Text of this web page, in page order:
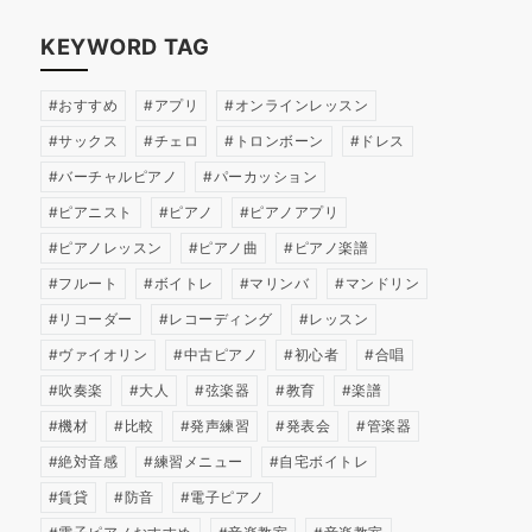
KEYWORD TAG
おすすめ アプリ
オンラインレッスン
サックス
チェロ トロンボーン
ドレス
バーチャルピアノ
パーカッション
ピアニスト
ピアノ
ピアノアプリ
ピアノレッスン
ピアノ曲
ピアノ楽譜
フルート
ボイトレ マリンバ
マンドリン
リコーダー
レコーディング
レッスン
ヴァイオリン
中古ピアノ 初心者
合唱
吹奏楽
大人 弦楽器 教育
楽譜
機材
比較 発声練習 発表会
管楽器
絶対音感
練習メニュー
自宅ボイトレ
賃貸
防音
電子ピアノ